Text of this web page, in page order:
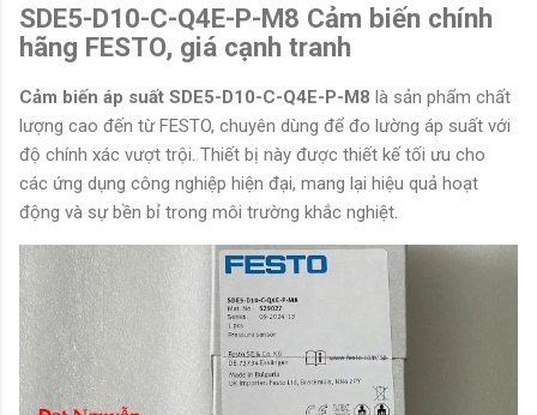
SDE5-D10-C-Q4E-P-M8 Cảm biến chính
hãng FESTO, giá cạnh tranh
Cảm biến áp suất SDE5-D10-C-Q4E-P-M8 là sản phẩm chất
lượng cao đến từ FESTO, chuyên dùng để đo lường áp suất với
độ chính xác vượt trội. Thiết bị này được thiết kế tối ưu cho
các ứng dụng công nghiệp hiện đại, mang lại hiệu quả hoạt
động và sự bền bỉ trong môi trường khắc nghiệt.